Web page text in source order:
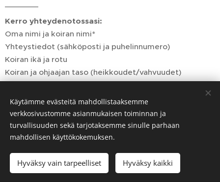
Kerro yhteydenotossasi:
Oma nimi ja koiran nimi*
Yhteystiedot (sähköposti ja puhelinnumero)
Koiran ikä ja rotu
Koiran ja ohjaajan taso (heikkoudet/vahvuudet)
Mahdolliset "muut harrastukset"
Kokeet
Tottelevaisuuskokeissa (eli toko-kokeissa) testataan
Käytämme evästeitä mahdollistaaksemme
verkkosivustomme asianmukaisen toiminnan ja
turvallisuuden sekä tarjotaksemme sinulle parhaan
mahdollisen käyttökokemuksen.
Hyväksy vain tarpeelliset Hyväksy kaikki